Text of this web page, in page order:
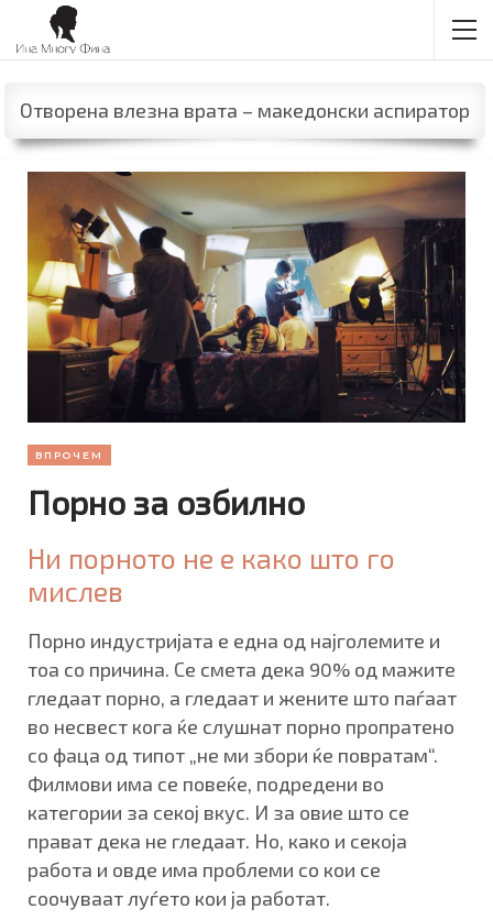
Отворена влезна врата – македонски аспиратор
ВПРОЧЕМ
Порно за озбилно
Ни порното не е како што го
мислев
Порно индустријата е една од најголемите и
тоа со причина. Се смета дека 90% од мажите
гледаат порно, а гледаат и жените што паѓаат
во несвест кога ќе слушнат порно пропратено
со фаца од типот „не ми збори ќе повратам“.
Филмови има се повеќе, подредени во
категории за секој вкус. И за овие што се
прават дека не гледаат. Но, како и секоја
работа и овде има проблеми со кои се
соочуваат луѓето кои ја работат.